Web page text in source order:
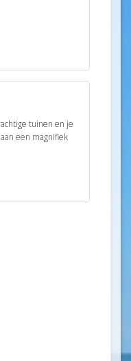
tuinen en je
een magnifiek